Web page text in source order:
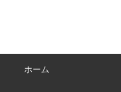
ホーム